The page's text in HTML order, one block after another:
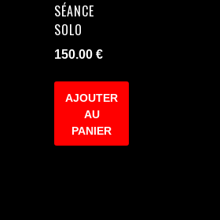
SÉANCE
SOLO
150.00 €
AJOUTER
AU
PANIER